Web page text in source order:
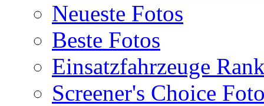
Neueste Fotos
Beste Fotos
Einsatzfahrzeuge
Screener's Choice